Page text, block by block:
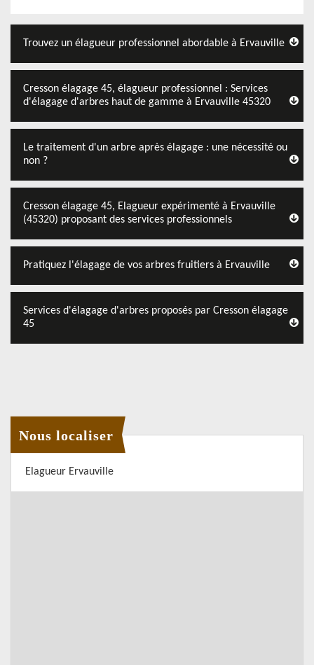
Trouvez un élagueur professionnel abordable à Ervauville
Cresson élagage 45, élagueur professionnel : Services
d'élagage d'arbres haut de gamme à Ervauville 45320
Le traitement d'un arbre après élagage : une nécessité ou
non ?
Cresson élagage 45, Elagueur expérimenté à Ervauville
(45320) proposant des services professionnels
Pratiquez l'élagage de vos arbres fruitiers à Ervauville
Services d'élagage d'arbres proposés par Cresson élagage
45
Nous localiser
Elagueur Ervauville